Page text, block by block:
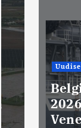
Uudised
Belgia
2026.